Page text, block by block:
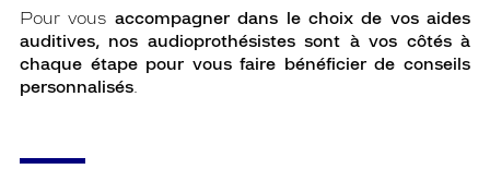
Pour vous accompagner dans le choix de vos aides
auditives, nos audioprothésistes sont à vos côtés à
chaque étape pour vous faire bénéficier de conseils
personnalisés.